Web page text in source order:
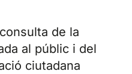
de la
al públic i del
ciutadana